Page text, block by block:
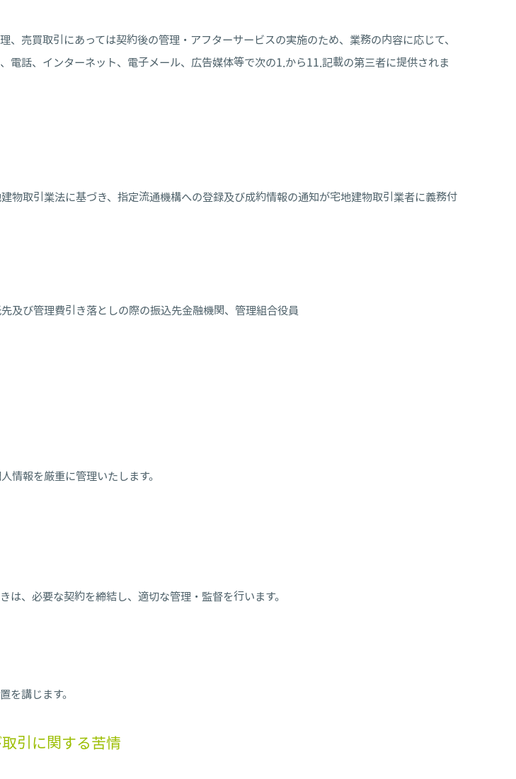
売買取引にあっては契約後の管理・アフターサービスの実施のため、業務の内容に応じて、
電話、インターネット、電子メール、広告媒体等で次の1.から11.記載の第三者に提供されま
物取引業法に基づき、指定流通機構への登録及び成約情報の通知が宅地建物取引業者に義務付
及び管理費引き落としの際の振込先金融機関、管理組合役員
情報を厳重に管理いたします。
、必要な契約を締結し、適切な管理・監督を行います。
を講じます。
引に関する苦情